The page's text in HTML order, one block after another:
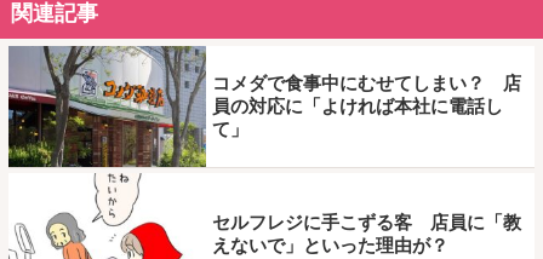
関連記事
コメダで食事中にむせてしまい？ 店
員の対応に「よければ本社に電話し
て」
セルフレジに手こずる客 店員に「教
えないで」といった理由が？